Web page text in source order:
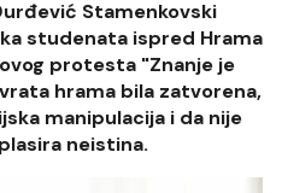
Stamenkovski
studenata ispred Hrama
protesta "Znanje je
hrama bila zatvorena,
manipulacija i da nije
neistina.